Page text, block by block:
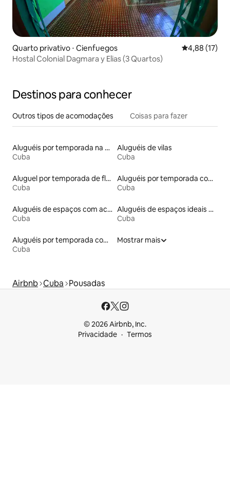
Quarto privativo ⋅ Cienfuegos 4,88 de uma
4,88 (17)
Hostal Colonial Dagmara y Elias (3 Quartos)
Destinos para conhecer
Outros tipos de acomodações Coisas para fazer
Aluguéis por temporada na orla
Cuba
Aluguéis de vilas
Cuba
Aluguel por temporada de flats
Cuba
Aluguéis por temporada com banheiro para PCD
Cuba
Aluguéis de espaços com acesso direto a pistas de esqui
Cuba
Aluguéis de espaços ideais para famílias
Cuba
Aluguéis por temporada com café da manhã
Cuba
Mostrar mais
Airbnb Cuba Pousadas
© 2026 Airbnb, Inc.
Privacidade
Termos